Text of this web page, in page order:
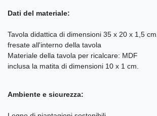
Dati del materiale:
Tavola didattica di dimensioni 35 x 20 x 1,5
fresate all'interno della tavola
Materiale della tavola per ricalcare: MDF
inclusa la matita di dimensioni 10 x 1 cm.
Ambiente e sicurezza: